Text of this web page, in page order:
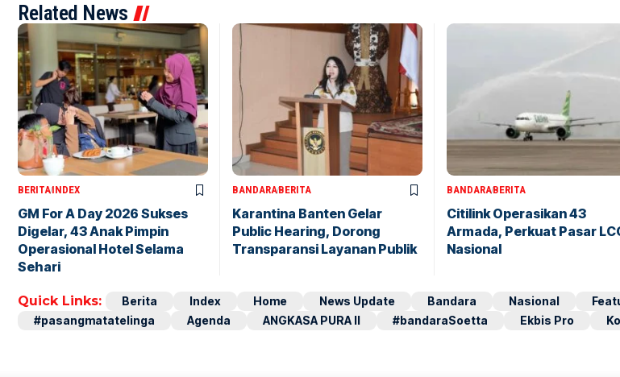
Related News
BERITAINDEX
GM For A Day 2026 Sukses
Digelar, 43 Anak Pimpin
Operasional Hotel Selama
Sehari
BANDARABERITA
Karantina Banten Gelar
Public Hearing, Dorong
Transparansi Layanan Publik
BANDARABERITA
Citilink Operasikan 43
Armada, Perkuat Pasar
Nasional
Quick Links: Berita Index Home News Update Bandara Nasional
#pasangmatatelinga
Agenda ANGKASA PURA II #bandaraSoetta Ekbis Pro